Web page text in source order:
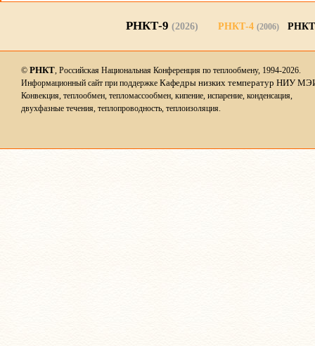
РНКТ-9 (2026) РНКТ-4 (2006)
© РНКТ, Российская Национальная Конференция по теплообмену, 1994-2026.
Информационный сайт при поддержке Кафедры низких температур НИУ
Конвекция, теплообмен, тепломассообмен, кипение, испарение, конденсация,
двухфазные течения, теплопроводность, теплоизоляция.